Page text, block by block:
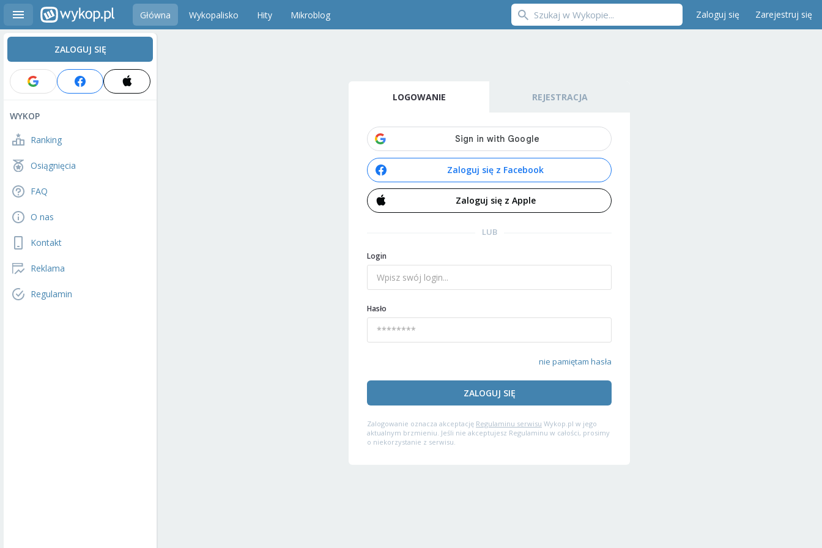
Główna Wykopalisko Hity Mikroblog Zaloguj się Zarejestruj się
ZALOGUJ SIĘ
WYKOP
Ranking
Osiągnięcia
FAQ
O nas
Kontakt
Reklama
Regulamin
LOGOWANIE REJESTRACJA
Zaloguj się z Facebook
Zaloguj się z Apple
LUB
Login
Hasło
nie pamiętam hasła
ZALOGUJ SIĘ
Zalogowanie oznacza akceptację Regulaminu serwisu Wykop.pl w jego
aktualnym brzmieniu. Jeśli nie akceptujesz Regulaminu w całości, prosimy
o niekorzystanie z serwisu.